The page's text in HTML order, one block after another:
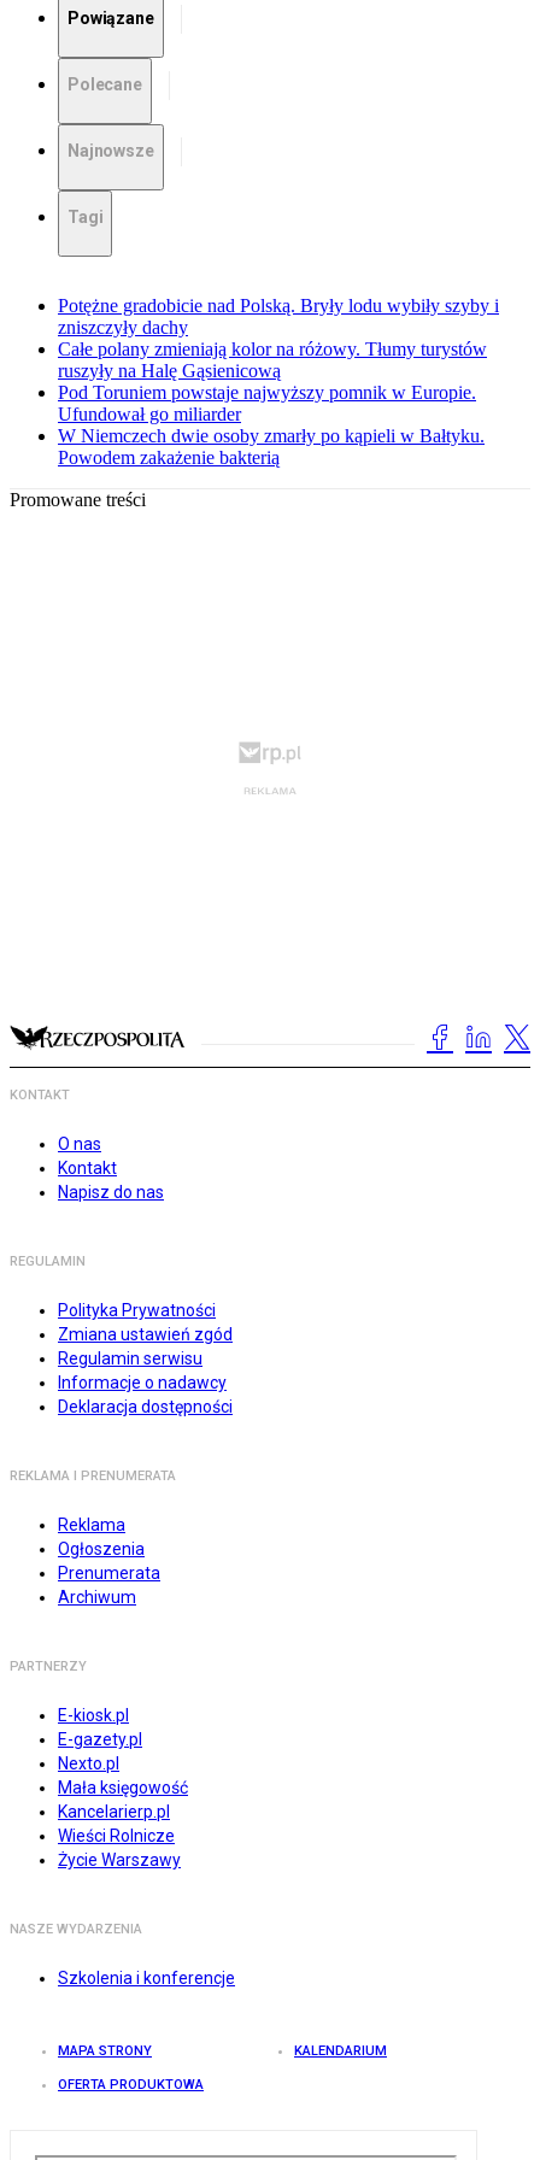
Powiązane
Polecane
Najnowsze
Tagi
Potężne gradobicie nad Polską. Bryły lodu wybiły szyby i
zniszczyły dachy
Całe polany zmieniają kolor na różowy. Tłumy turystów
ruszyły na Halę Gąsienicową
Pod Toruniem powstaje najwyższy pomnik w Europie.
Ufundował go miliarder
W Niemczech dwie osoby zmarły po kąpieli w Bałtyku.
Powodem zakażenie bakterią
Promowane treści
KONTAKT
O nas
Kontakt
Napisz do nas
REGULAMIN
Polityka Prywatności
Zmiana ustawień zgód
Regulamin serwisu
Informacje o nadawcy
Deklaracja dostępności
REKLAMA I PRENUMERATA
Reklama
Ogłoszenia
Prenumerata
Archiwum
PARTNERZY
E-kiosk.pl
E-gazety.pl
Nexto.pl
Mała księgowość
Kancelarierp.pl
Wieści Rolnicze
Życie Warszawy
NASZE WYDARZENIA
Szkolenia i konferencje
MAPA STRONY KALENDARIUM
OFERTA PRODUKTOWA